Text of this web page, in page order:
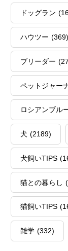
ドッグラン
ハウツー (369)
ブリーダー
ペットジャー
ロシアンブル
犬 (2189)
犬飼いTIPS
猫との暮らし
猫飼いTIPS
雑学 (332)